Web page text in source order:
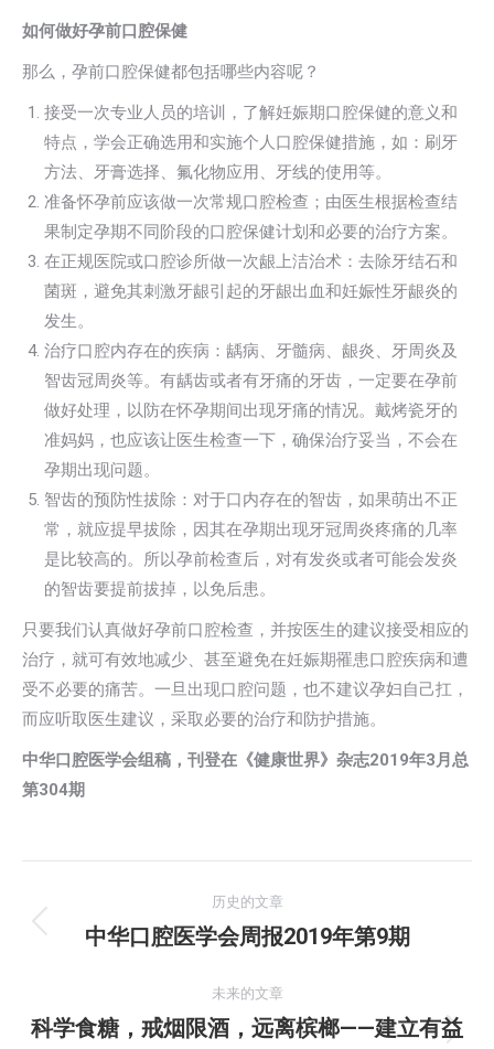
如何做好孕前口腔保健
那么，孕前口腔保健都包括哪些内容呢？
接受一次专业人员的培训，了解妊娠期口腔保健的意义和
特点，学会正确选用和实施个人口腔保健措施，如：刷牙
方法、牙膏选择、氟化物应用、牙线的使用等。
准备怀孕前应该做一次常规口腔检查；由医生根据检查结
果制定孕期不同阶段的口腔保健计划和必要的治疗方案。
在正规医院或口腔诊所做一次龈上洁治术：去除牙结石和
菌斑，避免其刺激牙龈引起的牙龈出血和妊娠性牙龈炎的
发生。
治疗口腔内存在的疾病：龋病、牙髓病、龈炎、牙周炎及
智齿冠周炎等。有龋齿或者有牙痛的牙齿，一定要在孕前
做好处理，以防在怀孕期间出现牙痛的情况。戴烤瓷牙的
准妈妈，也应该让医生检查一下，确保治疗妥当，不会在
孕期出现问题。
智齿的预防性拔除：对于口内存在的智齿，如果萌出不正
常，就应提早拔除，因其在孕期出现牙冠周炎疼痛的几率
是比较高的。所以孕前检查后，对有发炎或者可能会发炎
的智齿要提前拔掉，以免后患。
只要我们认真做好孕前口腔检查，并按医生的建议接受相应的
治疗，就可有效地减少、甚至避免在妊娠期罹患口腔疾病和遭
受不必要的痛苦。一旦出现口腔问题，也不建议孕妇自己扛，
而应听取医生建议，采取必要的治疗和防护措施。
中华口腔医学会组稿，刊登在《健康世界》杂志2019年3月总
第304期
章
航
历史的文章
历
的
文
中华口腔医学会周报2019年第9期
未来的文章
未
科学食糖，戒烟限酒，远离槟榔——建立有益